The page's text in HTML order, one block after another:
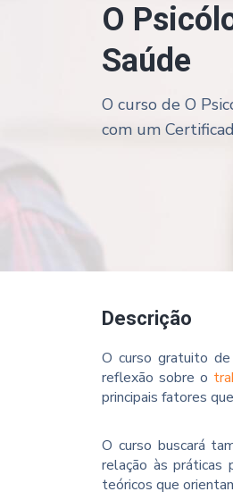
O
Saúde
O curso de O
com um
Descrição
O curso gratuito
reflexão sobre o
principais fatores
O curso buscará
relação às práticas
teóricos que